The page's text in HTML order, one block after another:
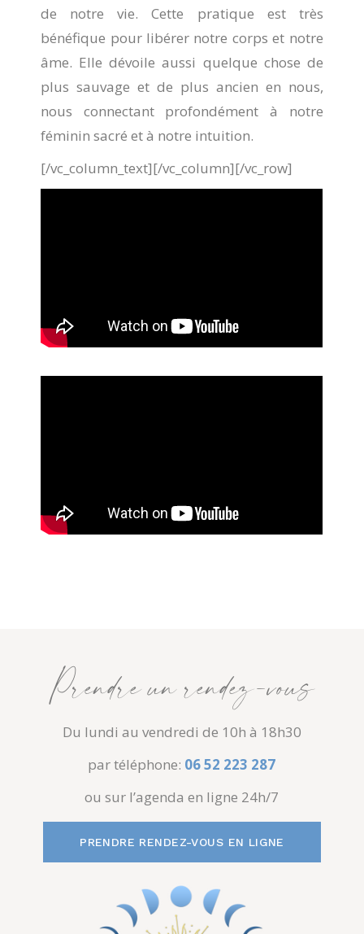
de notre vie. Cette pratique est très
bénéfique pour libérer notre corps et notre
âme. Elle dévoile aussi quelque chose de
plus sauvage et de plus ancien en nous,
nous connectant profondément à notre
féminin sacré et à notre intuition.
[/vc_column_text][/vc_column][/vc_row]
Prendre un rendez-vous
Du lundi au vendredi de 10h à 18h30
par téléphone: 06 52 223 287
ou sur l’agenda en ligne 24h/7
PRENDRE RENDEZ-VOUS EN LIGNE